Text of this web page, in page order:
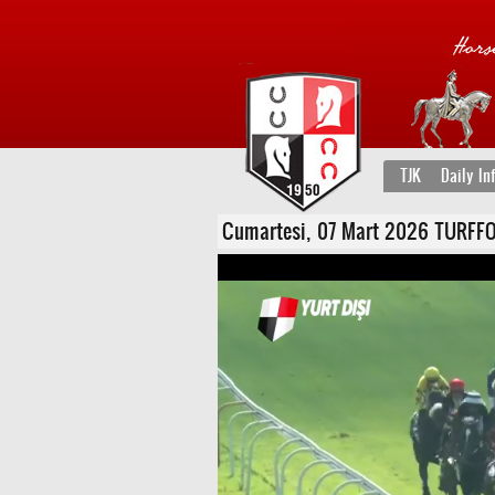
TJK Daily
Cumartesi, 07 Mart 2026